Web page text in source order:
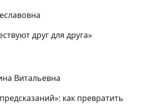
друг для друга»
Витальевна
как превратить